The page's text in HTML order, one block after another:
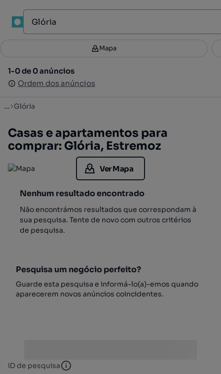
Filtros 1
1-0 de 0 anúncios
Ordem dos anúncios
Mapa
1-0 de 0 anúncios
Ordem dos anúncios
... Glória
Casas e apartamentos para
comprar: Glória, Estremoz
Ver Mapa
Nenhum resultado encontrado
Não encontrámos resultados que correspondam à
sua pesquisa. Tente de novo com outros critérios
de pesquisa.
Pesquisa um negócio perfeito?
Guarde esta pesquisa e informá-lo(a)-emos quando
aparecerem novos anúncios coincidentes.
ID de pesquisa ID de pesquisa